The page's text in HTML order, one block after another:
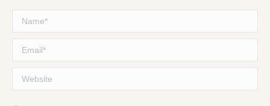
Name *
Email *
Website